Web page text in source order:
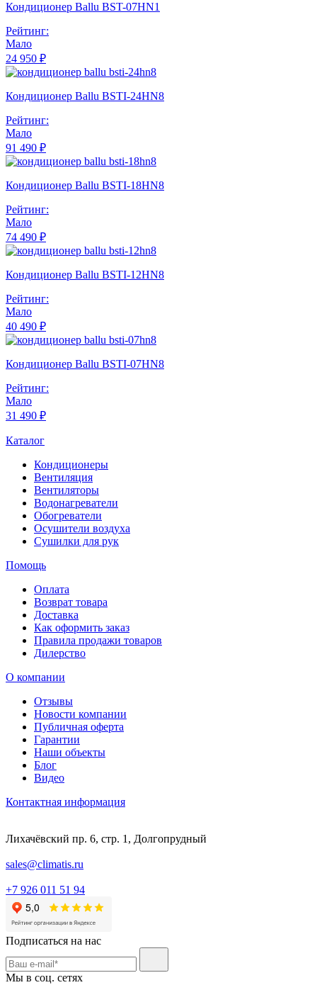
Кондиционер Ballu BST-07HN1
Рейтинг:
Мало
24 950 ₽
Кондиционер Ballu BSTI-24HN8
Рейтинг:
Мало
91 490 ₽
Кондиционер Ballu BSTI-18HN8
Рейтинг:
Мало
74 490 ₽
Кондиционер Ballu BSTI-12HN8
Рейтинг:
Мало
40 490 ₽
Кондиционер Ballu BSTI-07HN8
Рейтинг:
Мало
31 490 ₽
Каталог
Кондиционеры
Вентиляция
Вентиляторы
Водонагреватели
Обогреватели
Осушители воздуха
Сушилки для рук
Помощь
Оплата
Возврат товара
Доставка
Как оформить заказ
Правила продажи товаров
Дилерство
О компании
Отзывы
Новости компании
Публичная оферта
Гарантии
Наши объекты
Блог
Видео
Контактная информация
Лихачёвский пр. 6, стр. 1, Долгопрудный
sales@climatis.ru
+7 926 011 51 94
Подписаться на нас
Мы в соц. сетях